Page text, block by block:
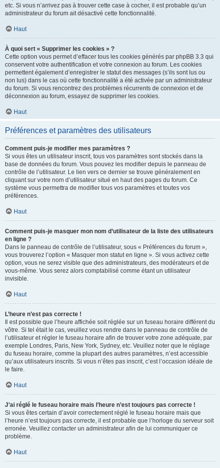
etc. Si vous n’arrivez pas à trouver cette case à cocher, il est probable qu’un
administrateur du forum ait désactivé cette fonctionnalité.
Haut
À quoi sert « Supprimer les cookies » ?
Cette option vous permet d’effacer tous les cookies générés par phpBB 3.3 qui
conservent votre authentification et votre connexion au forum. Les cookies
permettent également d’enregistrer le statut des messages (s’ils sont lus ou
non lus) dans le cas où cette fonctionnalité a été activée par un administrateur
du forum. Si vous rencontrez des problèmes récurrents de connexion et de
déconnexion au forum, essayez de supprimer les cookies.
Haut
Préférences et paramètres des utilisateurs
Comment puis-je modifier mes paramètres ?
Si vous êtes un utilisateur inscrit, tous vos paramètres sont stockés dans la
base de données du forum. Vous pouvez les modifier depuis le panneau de
contrôle de l’utilisateur. Le lien vers ce dernier se trouve généralement en
cliquant sur votre nom d’utilisateur situé en haut des pages du forum. Ce
système vous permettra de modifier tous vos paramètres et toutes vos
préférences.
Haut
Comment puis-je masquer mon nom d’utilisateur de la liste des utilisateurs
en ligne ?
Dans le panneau de contrôle de l’utilisateur, sous « Préférences du forum »,
vous trouverez l’option « Masquer mon statut en ligne ». Si vous activez cette
option, vous ne serez visible que des administrateurs, des modérateurs et de
vous-même. Vous serez alors comptabilisé comme étant un utilisateur
invisible.
Haut
L’heure n’est pas correcte !
Il est possible que l’heure affichée soit réglée sur un fuseau horaire différent du
vôtre. Si tel était le cas, veuillez vous rendre dans le panneau de contrôle de
l’utilisateur et régler le fuseau horaire afin de trouver votre zone adéquate, par
exemple Londres, Paris, New York, Sydney, etc. Veuillez noter que le réglage
du fuseau horaire, comme la plupart des autres paramètres, n’est accessible
qu’aux utilisateurs inscrits. Si vous n’êtes pas inscrit, c’est l’occasion idéale de
le faire.
Haut
J’ai réglé le fuseau horaire mais l’heure n’est toujours pas correcte !
Si vous êtes certain d’avoir correctement réglé le fuseau horaire mais que
l’heure n’est toujours pas correcte, il est probable que l’horloge du serveur soit
erronée. Veuillez contacter un administrateur afin de lui communiquer ce
problème.
Haut